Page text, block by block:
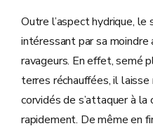
Outre l’aspect hydrique,
intéressant par sa
ravageurs. En effet, semé
terres réchauffées, il
corvidés de s’attaquer à la
rapidement. De même en